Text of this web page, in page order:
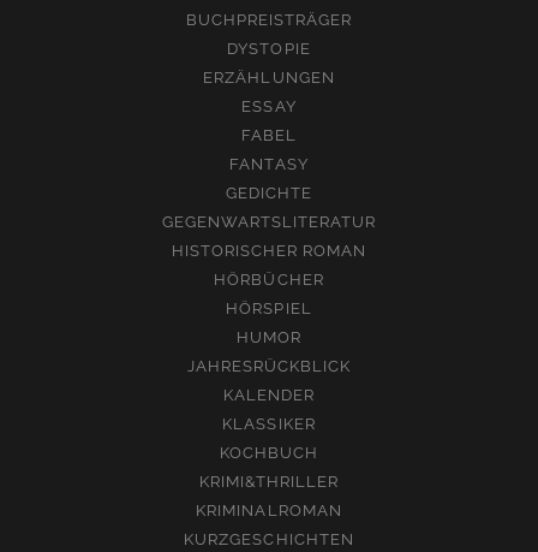
BUCHPREISTRÄGER
DYSTOPIE
ERZÄHLUNGEN
ESSAY
FABEL
FANTASY
GEDICHTE
GEGENWARTSLITERATUR
HISTORISCHER ROMAN
HÖRBÜCHER
HÖRSPIEL
HUMOR
JAHRESRÜCKBLICK
KALENDER
KLASSIKER
KOCHBUCH
KRIMI&THRILLER
KRIMINALROMAN
KURZGESCHICHTEN